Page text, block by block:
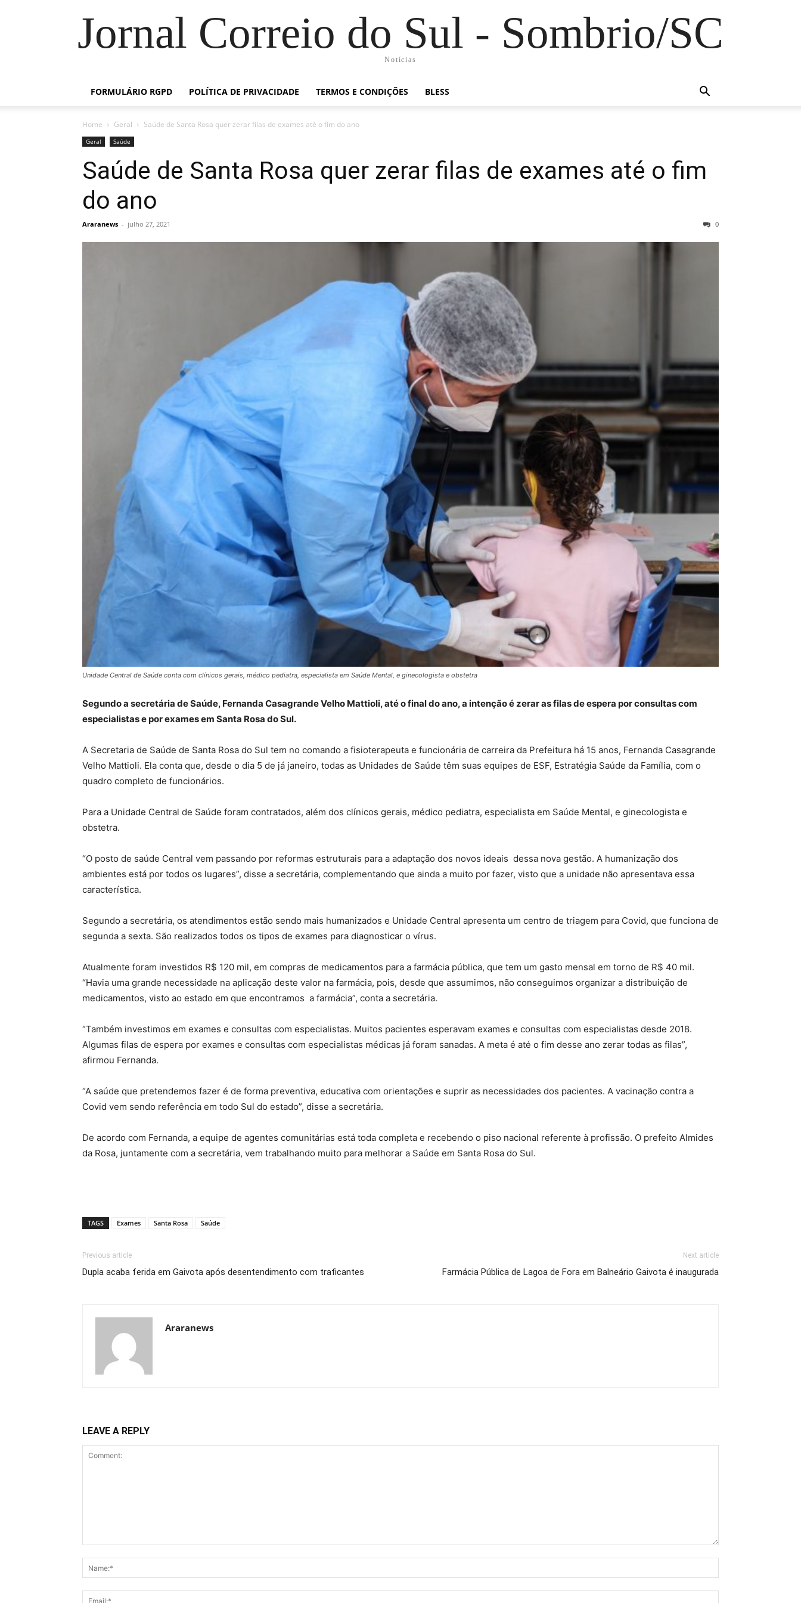
Jornal Correio do Sul - Sombrio/SC
Notícias
FORMULÁRIO RGPD POLÍTICA DE PRIVACIDADE TERMOS E CONDIÇÕES BLESS
Home Geral Saúde de Santa Rosa quer zerar filas de exames até o fim do ano
Geral Saúde
Saúde de Santa Rosa quer zerar filas de exames até o fim
do ano
Araranews - julho 27, 2021 0
Unidade Central de Saúde conta com clínicos gerais, médico pediatra, especialista em Saúde Mental, e ginecologista e obstetra
Segundo a secretária de Saúde, Fernanda Casagrande Velho Mattioli, até o final do ano, a intenção é zerar as filas de espera por consultas com
especialistas e por exames em Santa Rosa do Sul.
A Secretaria de Saúde de Santa Rosa do Sul tem no comando a fisioterapeuta e funcionária de carreira da Prefeitura há 15 anos, Fernanda Casagrande
Velho Mattioli. Ela conta que, desde o dia 5 de já janeiro, todas as Unidades de Saúde têm suas equipes de ESF, Estratégia Saúde da Família, com o
quadro completo de funcionários.
Para a Unidade Central de Saúde foram contratados, além dos clínicos gerais, médico pediatra, especialista em Saúde Mental, e ginecologista e
obstetra.
“O posto de saúde Central vem passando por reformas estruturais para a adaptação dos novos ideais dessa nova gestão. A humanização dos
ambientes está por todos os lugares”, disse a secretária, complementando que ainda a muito por fazer, visto que a unidade não apresentava essa
característica.
Segundo a secretária, os atendimentos estão sendo mais humanizados e Unidade Central apresenta um centro de triagem para Covid, que funciona de
segunda a sexta. São realizados todos os tipos de exames para diagnosticar o vírus.
Atualmente foram investidos R$ 120 mil, em compras de medicamentos para a farmácia pública, que tem um gasto mensal em torno de R$ 40 mil.
“Havia uma grande necessidade na aplicação deste valor na farmácia, pois, desde que assumimos, não conseguimos organizar a distribuição de
medicamentos, visto ao estado em que encontramos a farmácia”, conta a secretária.
“Também investimos em exames e consultas com especialistas. Muitos pacientes esperavam exames e consultas com especialistas desde 2018.
Algumas filas de espera por exames e consultas com especialistas médicas já foram sanadas. A meta é até o fim desse ano zerar todas as filas”,
afirmou Fernanda.
“A saúde que pretendemos fazer é de forma preventiva, educativa com orientações e suprir as necessidades dos pacientes. A vacinação contra a
Covid vem sendo referência em todo Sul do estado”, disse a secretária.
De acordo com Fernanda, a equipe de agentes comunitárias está toda completa e recebendo o piso nacional referente à profissão. O prefeito Almides
da Rosa, juntamente com a secretária, vem trabalhando muito para melhorar a Saúde em Santa Rosa do Sul.
TAGS Exames Santa Rosa Saúde
Previous article
Dupla acaba ferida em Gaivota após desentendimento com traficantes
Next article
Farmácia Pública de Lagoa de Fora em Balneário Gaivota é inaugurada
Araranews
LEAVE A REPLY